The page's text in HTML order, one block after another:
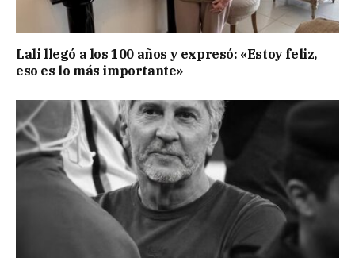
Lali llegó a los 100 años y expresó: «Estoy feliz,
eso es lo más importante»